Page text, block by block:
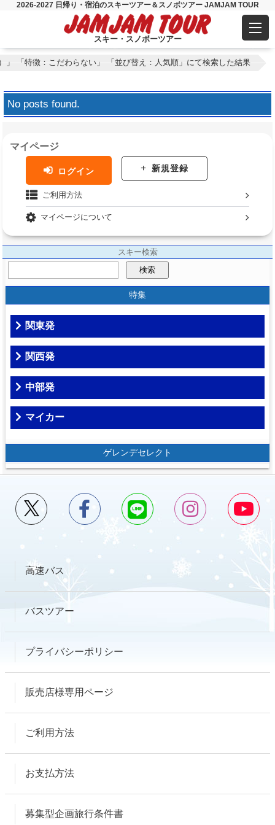
2026-2027 日帰り・宿泊のスキーツアー＆スノボツアー JAMJAM TOUR
スキー・スノボーツアー
「特徴：こだわらない」 「並び替え：人気順」にて検索した結果
No posts found.
マイページ
ログイン 新規登録
ご利用方法
マイページについて
スキー検索
検索
特集
関東発
関西発
中部発
マイカー
ゲレンデセレクト
高速バス
バスツアー
プライバシーポリシー
販売店様専用ページ
ご利用方法
お支払方法
募集型企画旅行条件書